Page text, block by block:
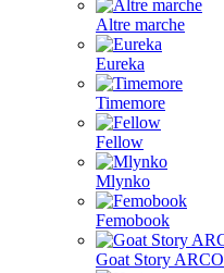
Altre marche
Eureka
Timemore
Fellow
Mlynko
Femobook
Goat Story ARCO